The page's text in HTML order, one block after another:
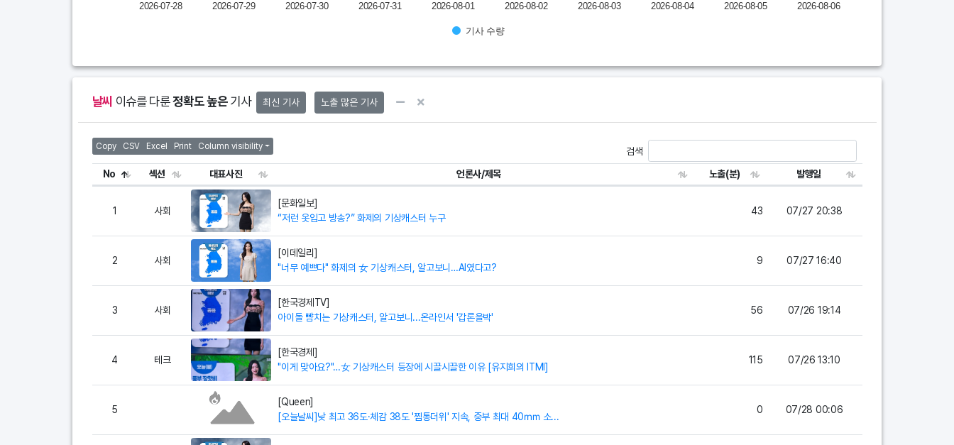
기사 수량
2026-07-28 2026-07-29 2026-07-30 2026-07-31 2026-08-01 2026-08-02 2026-08-03 2026-08-04 2026-08-05 2026-08-06
날씨 이슈를 다룬정확도 높은기사 최신 기사 노출 많은 기사
Copy CSV Excel Print Column visibility 검색
No 섹션 대표사진 언론사/제목 노출(분) 발행일
1 사회
[문화일보]
“저런 옷입고 방송?” 화제의 기상캐스터 누구
43 07/27 20:38
2 사회
[이데일리]
"너무 예쁘다" 화제의 女 기상캐스터, 알고보니…AI였다고?
9 07/27 16:40
3 사회
[한국경제TV]
아이돌 뺨치는 기상캐스터, 알고보니...온라인서 '갑론을박'
56 07/26 19:14
4 테크
[한국경제]
"이게 맞아요?"…女 기상캐스터 등장에 시끌시끌한 이유 [유지희의 ITMI]
115 07/26 13:10
5
[Queen]
[오늘날씨]낮 최고 36도·체감 38도 '찜통더위' 지속, 중부 최대 40㎜ 소...
0 07/28 00:06